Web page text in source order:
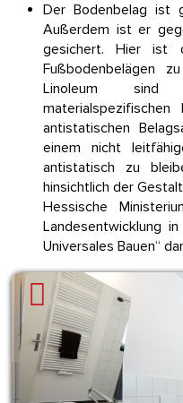
Der Bodenbelag ist
Außerdem ist er
gesichert. Hier ist
Fußbodenbelägen
Linoleum
antistatischen
einem nicht
antistatisch zu
hinsichtlich der
Hessische
Landesentwicklung
Universales Bauen“